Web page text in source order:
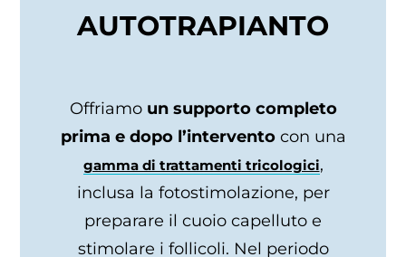
AUTOTRAPIANTO
Offriamo un supporto completo
prima e dopo l’interventocon una
gamma di trattamenti tricologici,
inclusa la fotostimolazione, per
preparare il cuoio capelluto e
stimolare i follicoli. Nel periodo